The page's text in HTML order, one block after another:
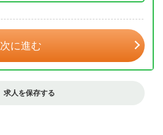
次に進む
求人を保存する